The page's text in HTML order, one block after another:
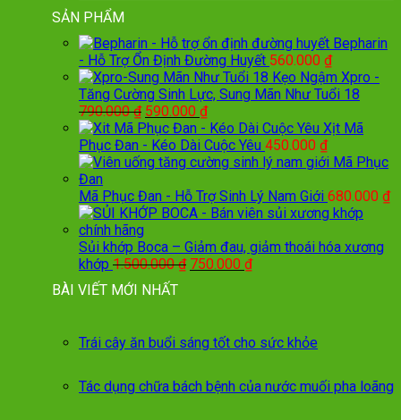
SẢN PHẨM
Bepharin
- Hỗ Trợ Ổn Định Đường Huyết 560.000 ₫
Kẹo Ngậm Xpro -
Tăng Cường Sinh Lực, Sung Mãn Như Tuổi 18
790.000₫ Giá
gốc
là:
790.000 ₫.
590.000 ₫Giá
hiện
tại
là:
Xịt Mã
Phục Đan - Kéo Dài Cuộc Yêu 450.000 ₫
Mã Phục Đan - Hỗ Trợ Sinh Lý Nam Giới 680.000 ₫
Sủi khớp Boca – Giảm đau, giảm thoái hóa xương
khớp 1.500.000₫ Giá
750.000 ₫Giá
BÀI VIẾT MỚI NHẤT
Trái cây ăn buổi sáng tốt cho sức khỏe
Tác dụng chữa bách bệnh của nước muối pha loãng